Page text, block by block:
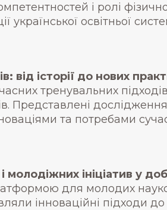
і ролі
української освітньої
від історії до нових
тренувальних
Представлені
та потребами
молодіжних ініціатив у
для молодих
інноваційні підходи до